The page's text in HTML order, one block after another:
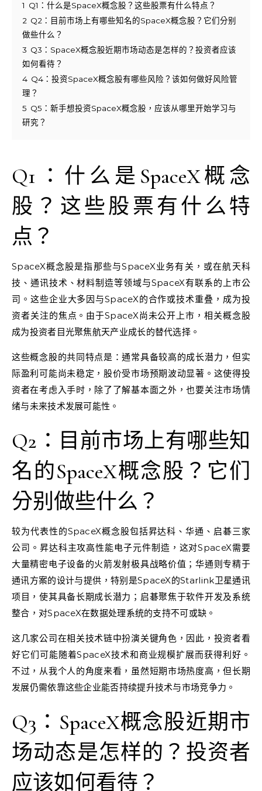
1 Q1：什么是SpaceX概念股？这些股票有什么特点？
2 Q2：目前市场上有哪些知名的SpaceX概念股？它们分别
做些什么？
3 Q3：SpaceX概念股近期市场动态是怎样的？投资者应该
如何看待？
4 Q4：投资SpaceX概念股有哪些风险？该如何做好风险管
理？
5 Q5：新手想投资SpaceX概念股，应该从哪里开始学习与
研究？
Q1：什么是SpaceX概念
股？这些股票有什么特
点？
SpaceX概念股是指那些与SpaceX业务有关，或在航天科
技、通讯技术、材料制造等领域与SpaceX有联系的上市公
司。这些企业大多因与SpaceX的合作或技术重叠，成为投
资者关注的焦点。由于SpaceX尚未公开上市，相关概念股
成为投资者目光聚焦航天产业成长的替代选择。
这些概念股的共同特点是：通常具备较高的成长潜力，但实
际盈利可能尚未稳定，股价受市场预期波动显著。这使得投
资者在考虑入手时，除了了解基本面之外，也要关注市场情
绪与未来技术发展可能性。
Q2：目前市场上有哪些知
名的SpaceX概念股？它们
分别做些什么？
较为代表性的SpaceX概念股包括昇达科、华通、启碁三家
公司。昇达科主攻高性能电子元件制造，这对SpaceX需要
大量精密电子设备的火箭发射极具战略价值；华通则专精于
通讯方案的设计与提供，特别是SpaceX的Starlink卫星通讯
项目，使其具备长期成长潜力；启碁聚焦于软件开发及系统
整合，对SpaceX在数据处理系统的支持不可或缺。
这几家公司在相关技术链中扮演关键角色，因此，投资者看
好它们可能随着SpaceX技术和商业规模扩展而获得利好。
不过，从我个人的角度来看，虽然短期市场热度高，但长期
发展仍需依靠这些企业能否持续提升技术与市场竞争力。
Q3：SpaceX概念股近期市
场动态是怎样的？投资者
应该如何看待？